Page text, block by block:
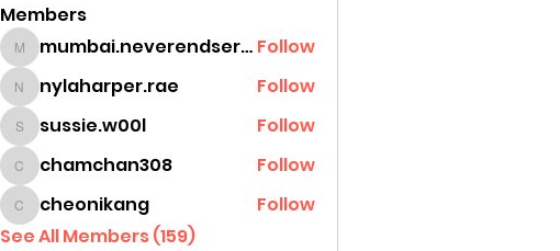
Members
mumbai.neverendservices mumbai.neverendservices Follow
nylaharper.rae
nylaharper.rae Follow
sussie.w00l
sussie.w00l Follow
chamchan308
chamchan308 Follow
cheonikang
cheonikang
Follow
See All Members (159)